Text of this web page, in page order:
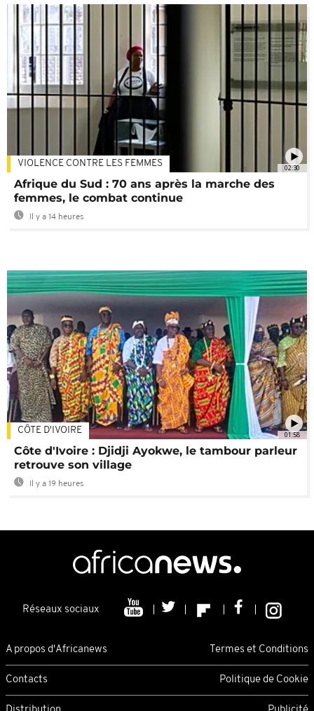
02:30
VIOLENCE CONTRE LES FEMMES
Afrique du Sud : 70 ans après la marche des
femmes, le combat continue
Il y a 14 heures
01:58
CÔTE D'IVOIRE
Côte d'Ivoire : Djidji Ayokwe, le tambour parleur
retrouve son village
Il y a 19 heures
Réseaux sociaux
A propos d'Africanews Termes et Conditions
Contacts Politique de Cookie